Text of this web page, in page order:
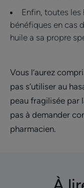
Enfin, toutes les
bénéfiques en cas
huile a sa propre
Vous l’aurez
pas s’utiliser au
peau fragilisée par
pas à demander
pharmacien.